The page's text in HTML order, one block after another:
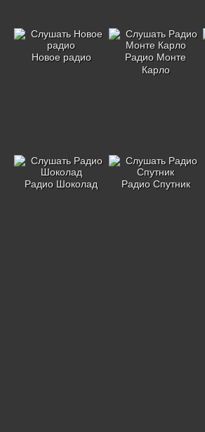
Новое радио
Радио Монте
Карло
Радио Шоколад Радио Спутник